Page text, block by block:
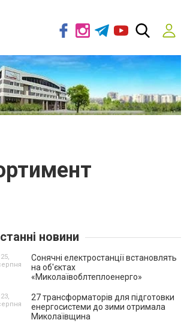
новини
Сонячні електростанції встановлять
на об'єктах
«Миколаївоблтеплоенерго»
27 трансформаторів для підготовки
енергосистеми до зими отримала
Миколаївщина